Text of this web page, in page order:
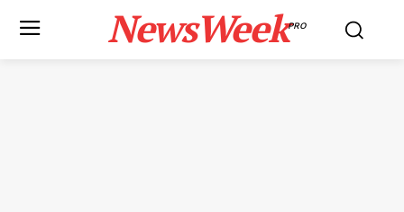
NewsWeekPRO